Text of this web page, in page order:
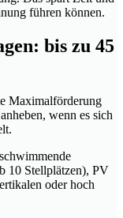
führen können.
bis zu 45
Maximalförderung
wenn es sich
10 Stellplätzen), PV
oder hoch